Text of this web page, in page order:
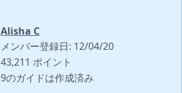
Alisha C
メンバー登録日: 12/04/20
43,211 ポイント
9のガイドは作成済み